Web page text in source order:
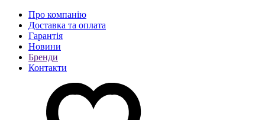
Про компанію
Доставка та оплата
Гарантія
Новини
Бренди
Контакти